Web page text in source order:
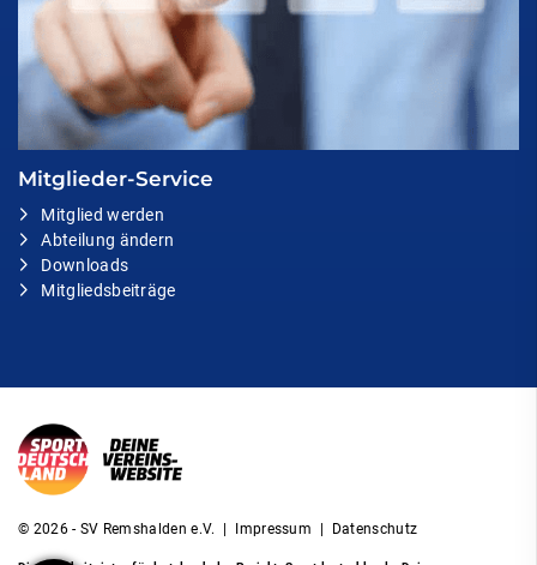
Mitglieder-Service
Mitglied werden
Abteilung ändern
Downloads
Mitgliedsbeiträge
© 2026 - SV Remshalden e.V. | Impressum Datenschutz